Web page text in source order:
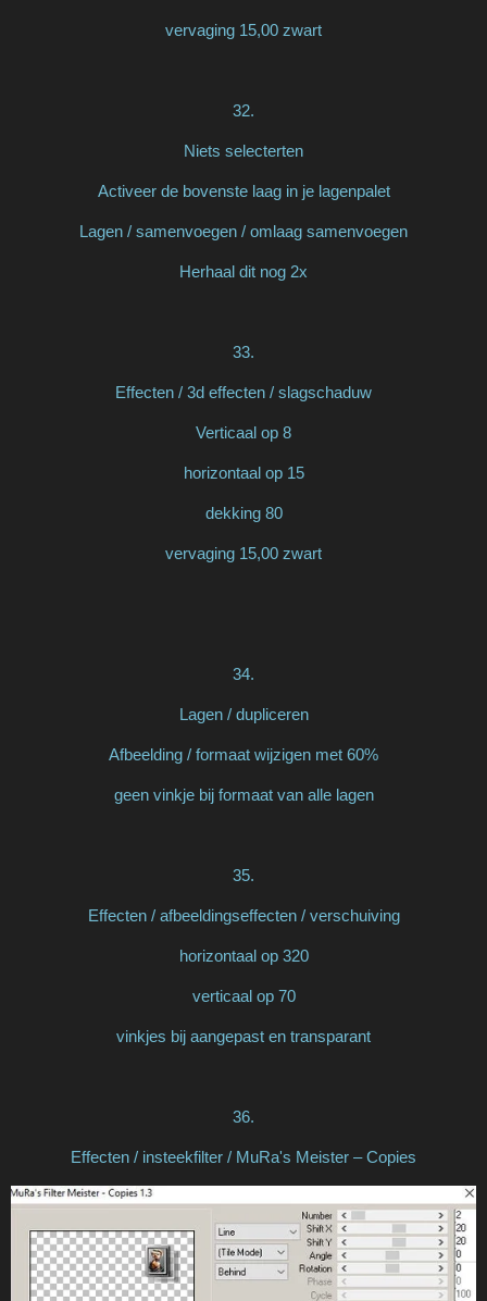
vervaging 15,00 zwart
32.
Niets selecterten
Activeer de bovenste laag in je lagenpalet
Lagen / samenvoegen / omlaag samenvoegen
Herhaal dit nog 2x
33.
Effecten / 3d effecten / slagschaduw
Verticaal op 8
horizontaal op 15
dekking 80
vervaging 15,00 zwart
34.
Lagen / dupliceren
Afbeelding / formaat wijzigen met 60%
geen vinkje bij formaat van alle lagen
35.
Effecten / afbeeldingseffecten / verschuiving
horizontaal op 320
verticaal op 70
vinkjes bij aangepast en transparant
36.
Effecten / insteekfilter / MuRa's Meister – Copies